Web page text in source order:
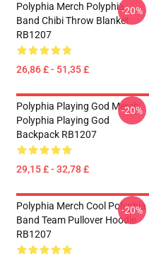
Polyphia Merch Polyphia
Band Chibi Throw Blanket
RB1207
26,86 £ - 51,35 £
-20%
Polyphia Playing God Merch
Polyphia Playing God
Backpack RB1207
29,15 £ - 32,78 £
-20%
Polyphia Merch Cool Polyphia
Band Team Pullover Hoodie
RB1207
-20%